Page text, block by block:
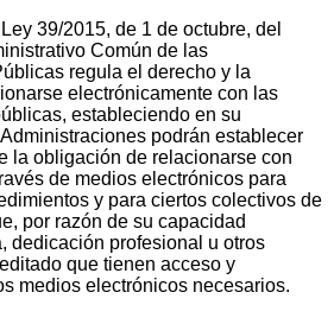
39/2015, de 1 de octubre, del
Común de las
regula el derecho y la
electrónicamente con las
estableciendo en su
podrán establecer
la obligación de relacionarse con
de medios electrónicos para
y para ciertos colectivos de
por razón de su capacidad
dedicación profesional u otros
que tienen acceso y
medios electrónicos necesarios.